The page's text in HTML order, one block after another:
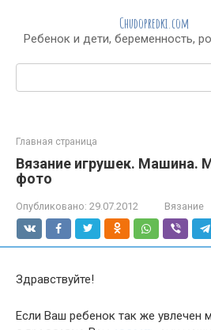
контенту
Chudopredki.com
Ребенок и дети, беременность,
Поиск:
Главная страница
Вязание игрушек. Машина.
фото
Опубликовано: 29.07.2012 Вязание
Здравствуйте!
Если Ваш ребенок так же увлечен